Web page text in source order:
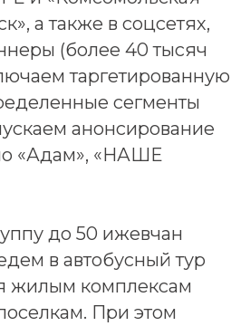
а также в соцсетях,
(более 40 тысяч
таргетированную
сегменты
анонсирование
«Адам», «НАШЕ
до 50 ижевчан
в автобусный тур
жилым комплексам
При этом